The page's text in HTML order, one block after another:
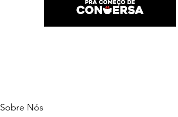
Sobre Nós